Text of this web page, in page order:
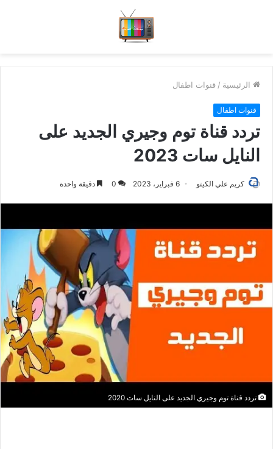
الرئيسية / قنوات اطفال
قنوات اطفال
تردد قناة توم وجيري الجديد على
النايل سات 2023
كريم علي الكيتو 6 فبراير، 2023 0 دقيقة واحدة
تردد قناة توم وجيري الجديد على النايل سات 2020